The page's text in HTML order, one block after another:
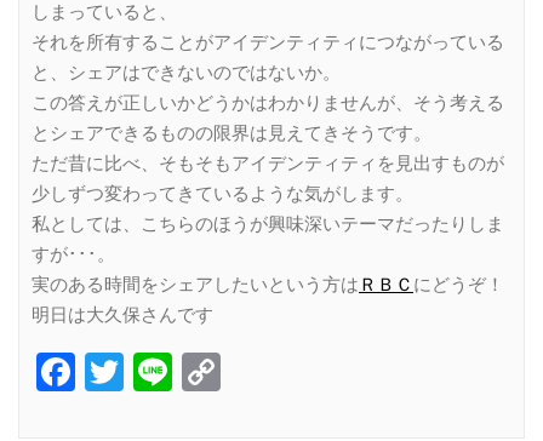
しまっていると、
それを所有することがアイデンティティにつながっている
と、シェアはできないのではないか。
この答えが正しいかどうかはわかりませんが、そう考える
とシェアできるものの限界は見えてきそうです。
ただ昔に比べ、そもそもアイデンティティを見出すものが
少しずつ変わってきているような気がします。
私としては、こちらのほうが興味深いテーマだったりしま
すが･･･。
実のある時間をシェアしたいという方は ＲＢＣ にどうぞ！
明日は大久保さんです
Facebook
Twitter
Line